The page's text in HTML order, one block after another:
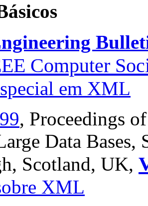
Computer
em XML
, Proceedings
Data Bases,
Scotland, UK,
XML